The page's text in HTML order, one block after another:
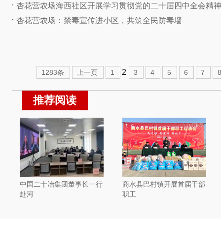
杏花营农场海西社区开展学习贯彻党的二十届四中全会精
杏花营农场：禁毒宣传进小区，共筑全民防毒墙
1283条 上一页 1 2 3 4 5 6 7
推荐阅读
中国二十冶集团董事长一行
赴河
商水县巴村镇开展首届干部
职工